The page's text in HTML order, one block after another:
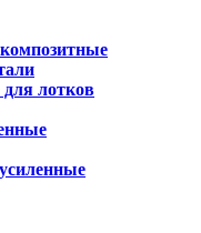
лотков